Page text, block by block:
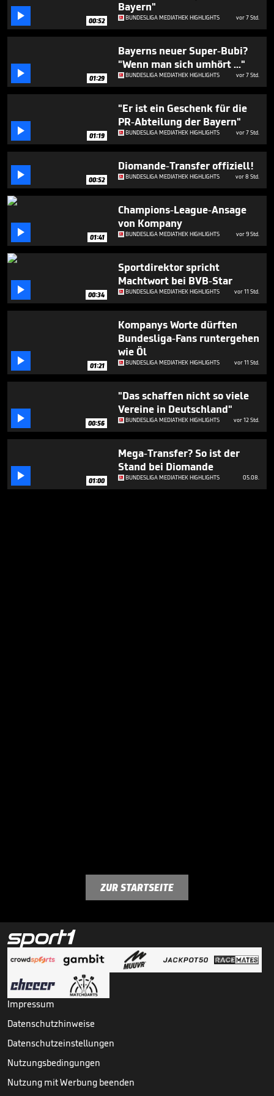
minute,
second
 00:52
Bayern"
BUNDESLIGA MEDIATHEK HIGHLIGHTS vor 7 Std.
 01:29
Bayerns neuer Super-Bubi?
"Wenn man sich umhört ..."
BUNDESLIGA MEDIATHEK HIGHLIGHTS vor 7 Std.
 01:19
"Er ist ein Geschenk für die
PR-Abteilung der Bayern"
BUNDESLIGA MEDIATHEK HIGHLIGHTS vor 7 Std.
 00:52
Diomande-Transfer offiziell!
BUNDESLIGA MEDIATHEK HIGHLIGHTS vor 8 Std.
 01:41
Champions-League-Ansage
von Kompany
BUNDESLIGA MEDIATHEK HIGHLIGHTS vor 9 Std.
 00:34
Sportdirektor spricht
Machtwort bei BVB-Star
BUNDESLIGA MEDIATHEK HIGHLIGHTS vor 11 Std.
 01:21
Kompanys Worte dürften
Bundesliga-Fans runtergehen
wie Öl
BUNDESLIGA MEDIATHEK HIGHLIGHTS vor 11 Std.
 00:56
"Das schaffen nicht so viele
Vereine in Deutschland"
BUNDESLIGA MEDIATHEK HIGHLIGHTS vor 12 Std.
 01:00
Mega-Transfer? So ist der
Stand bei Diomande
BUNDESLIGA MEDIATHEK HIGHLIGHTS 05.08.
ZUR STARTSEITE
Impressum
Datenschutzhinweise
Datenschutzeinstellungen
Nutzungsbedingungen
Nutzung mit Werbung beenden